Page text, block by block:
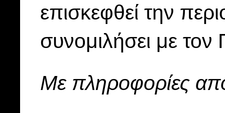
επισκεφθεί την
συνομιλήσει με
Με πληροφορίες